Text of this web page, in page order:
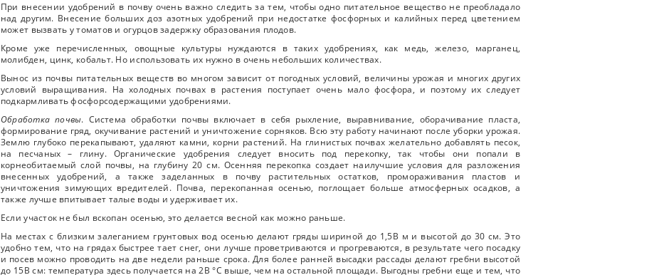
При внесении удобрений в почву очень важно следить за тем, чтобы одно питательное вещество не преобладало
над другим. Внесение больших доз азотных удобрений при недостатке фосфорных и калийных перед цветением
может вызвать у томатов и огурцов задержку образования плодов.
Кроме уже перечисленных, овощные культуры нуждаются в таких удобрениях, как медь, железо, марганец,
молибден, цинк, кобальт. Но использовать их нужно в очень небольших количествах.
Вынос из почвы питательных веществ во многом зависит от погодных условий, величины урожая и многих других
условий выращивания. На холодных почвах в растения поступает очень мало фосфора, и поэтому их следует
подкармливать фосфорсодержащими удобрениями.
Обработка почвы. Система обработки почвы включает в себя рыхление, выравнивание, оборачивание пласта,
формирование гряд, окучивание растений и уничтожение сорняков. Всю эту работу начинают после уборки урожая.
Землю глубоко перекапывают, удаляют камни, корни растений. На глинистых почвах желательно добавлять песок,
на песчаных – глину. Органические удобрения следует вносить под перекопку, так чтобы они попали в
корнеобитаемый слой почвы, на глубину 20 см. Осенняя перекопка создает наилучшие условия для разложения
внесенных удобрений, а также заделанных в почву растительных остатков, промораживания пластов и
уничтожения зимующих вредителей. Почва, перекопанная осенью, поглощает больше атмосферных осадков, а
также лучше впитывает талые воды и удерживает их.
Если участок не был вскопан осенью, это делается весной как можно раньше.
На местах с близким залеганием грунтовых вод осенью делают гряды шириной до 1,5В м и высотой до 30 см. Это
удобно тем, что на грядах быстрее тает снег, они лучше проветриваются и прогреваются, в результате чего посадку
и посев можно проводить на две недели раньше срока. Для более ранней высадки рассады делают гребни высотой
до 15В см: температура здесь получается на 2В °C выше, чем на остальной площади. Выгодны гребни еще и тем, что